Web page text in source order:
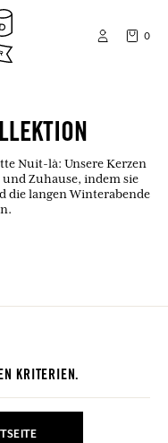
0
Nuit-là: Unsere Kerzen
Zuhause, indem sie
langen Winterabende
KRITERIEN.